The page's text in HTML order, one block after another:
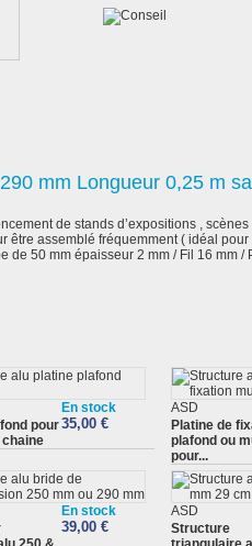
mm Longueur 0,25 m
de stands d’expositions ,
être assemblé fréquemment ( idéal
de 50 mm épaisseur 2 mm / Fil 16 mm /
pour
chaine
En stock
35,00 €
ASD
Platine de
plafond ou
pour...
En stock
39,00 €
ASD
Structure